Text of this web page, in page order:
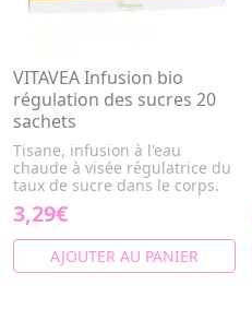
VITAVEA Infusion bio
régulation des sucres 20
sachets
Tisane, infusion à l'eau
chaude à visée régulatrice du
taux de sucre dans le corps.
3,29€
AJOUTER AU PANIER